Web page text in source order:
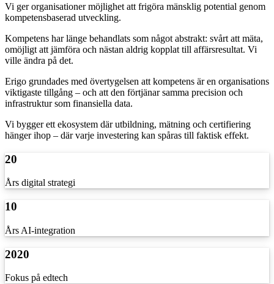
Vi ger organisationer möjlighet att frigöra mänsklig potential genom
kompetensbaserad utveckling.
Kompetens har länge behandlats som något abstrakt: svårt att mäta,
omöjligt att jämföra och nästan aldrig kopplat till affärsresultat. Vi
ville ändra på det.
Erigo grundades med övertygelsen att kompetens är en organisations
viktigaste tillgång – och att den förtjänar samma precision och
infrastruktur som finansiella data.
Vi bygger ett ekosystem där utbildning, mätning och certifiering
hänger ihop – där varje investering kan spåras till faktisk effekt.
20
Års digital strategi
10
Års AI-integration
2020
Fokus på edtech